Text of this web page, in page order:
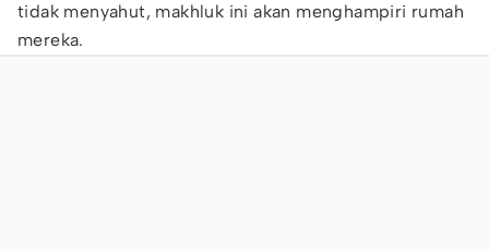
tidak menyahut, makhluk ini akan menghampiri rumah
mereka.